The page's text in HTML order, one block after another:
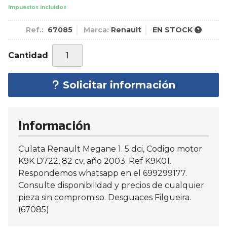
Impuestos incluidos
Ref.: 67085 Marca: Renault EN STOCK
Cantidad
Solicitar información
Información
Culata Renault Megane 1. 5 dci, Codigo motor
K9K D722, 82 cv, año 2003. Ref K9K01.
Respondemos whatsapp en el 699299177.
Consulte disponibilidad y precios de cualquier
pieza sin compromiso. Desguaces Filgueira.
(67085)